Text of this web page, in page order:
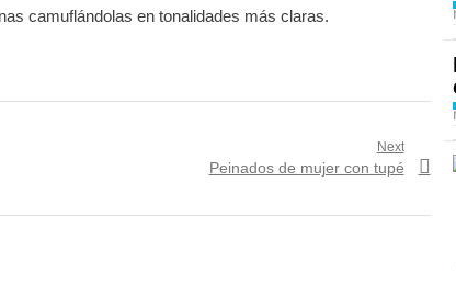
camuflándolas en tonalidades más claras.
Next
Next
Peinados de mujer con tupé